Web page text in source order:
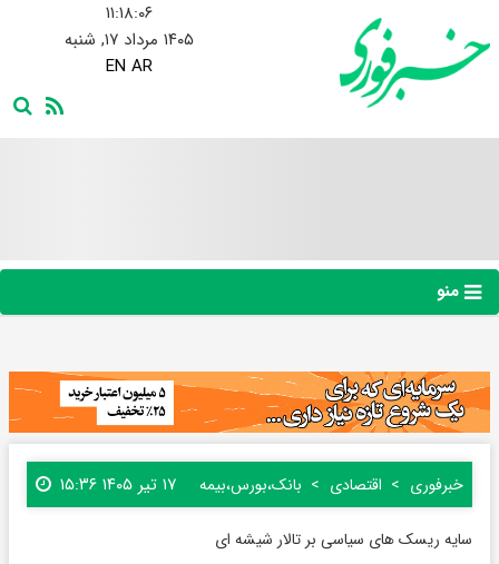
۱۱:۱۸:۰۷
۱۴۰۵ مرداد ۱۷, شنبه
EN AR
منو
خبرفوری اقتصادی بانک،بورس،بیمه ۱۷ تیر ۱۴۰۵ ۱۵:۳۶
سایه ریسک های سیاسی بر تالار شیشه ای